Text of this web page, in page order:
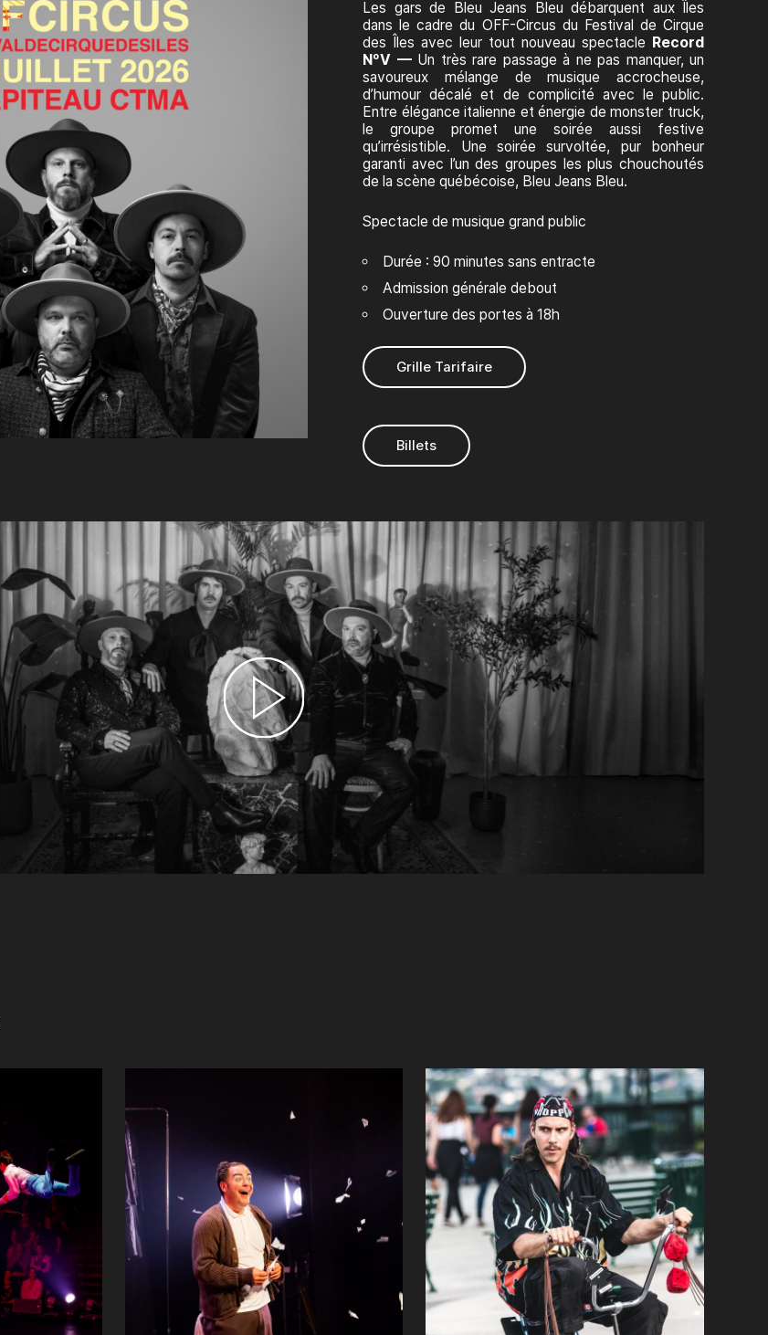
Les gars de Bleu Jeans Bleu débarquent aux Îles
dans le cadre du OFF-Circus du Festival de Cirque
des Îles avec leur tout nouveau spectacle Record
NºV — Un très rare passage à ne pas manquer, un
savoureux mélange de musique accrocheuse,
d’humour décalé et de complicité avec le public.
Entre élégance italienne et énergie de monster truck,
le groupe promet une soirée aussi festive
qu’irrésistible. Une soirée survoltée, pur bonheur
garanti avec l’un des groupes les plus chouchoutés
de la scène québécoise, Bleu Jeans Bleu.
Spectacle de musique grand public
Durée : 90 minutes sans entracte
Admission générale debout
Ouverture des portes à 18h
Grille Tarifaire
Billets